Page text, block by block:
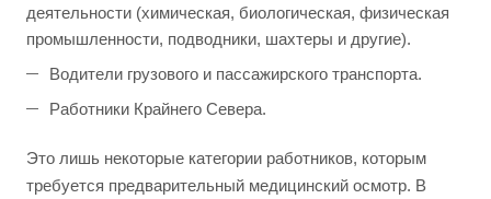
деятельности (химическая, биологическая, физическая
промышленности, подводники, шахтеры и другие).
Водители грузового и пассажирского транспорта.
Работники Крайнего Севера.
Это лишь некоторые категории работников, которым
требуется предварительный медицинский осмотр. В